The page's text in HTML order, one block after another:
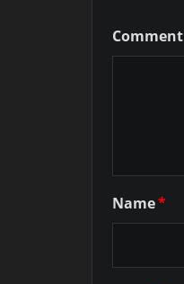
Comment
Name*